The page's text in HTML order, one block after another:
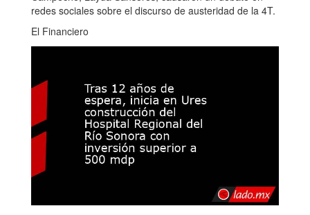
redes sociales sobre el discurso de austeridad de la 4T.
El Financiero